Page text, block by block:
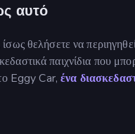
αυτό
θελήσετε να
παιχνίδια που
το Eggy Car,ένα